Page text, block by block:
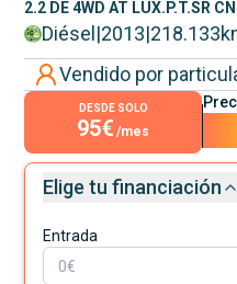
2.2 DE 4WD AT LUX.P.T.SR CN
Diésel |2013|218.133
Vendido por
DESDE SOLO
95€ /mes
Elige tu financiación
Entrada